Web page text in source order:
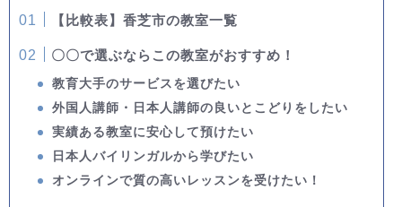
【比較表】香芝市の教室一覧
〇〇で選ぶならこの教室がおすすめ！
教育大手のサービスを選びたい
外国人講師・日本人講師の良いとこどりをしたい
実績ある教室に安心して預けたい
日本人バイリンガルから学びたい
オンラインで質の高いレッスンを受けたい！